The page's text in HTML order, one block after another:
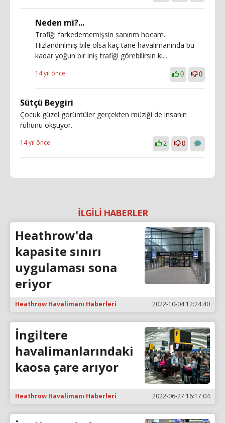
Neden mi?...
Trafiği farkedememişsin sanırım hocam.
Hızlandırılmış bile olsa kaç tane havalimanında bu
kadar yoğun bir iniş trafiği görebilirsin ki...
14 yıl önce 0 0
Sütçü Beygiri
Çocuk güzel görüntüler gerçekten müziği de insanın
ruhunu okşuyor.
14 yıl önce 2 0
İLGİLİ HABERLER
Heathrow'da
kapasite sınırı
uygulaması sona
eriyor
Heathrow Havalimanı Haberleri 2022-10-04 12:24:40
İngiltere
havalimanlarındaki
kaosa çare arıyor
Heathrow Havalimanı Haberleri 2022-06-27 16:17:04